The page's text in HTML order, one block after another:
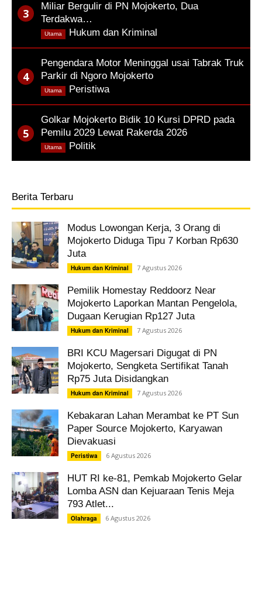
Miliar Bergulir di PN Mojokerto, Dua
Terdakwa…
Hukum dan Kriminal
Utama
Pengendara Motor Meninggal usai Tabrak Truk
Parkir di Ngoro Mojokerto
Peristiwa,
Utama
Golkar Mojokerto Bidik 10 Kursi DPRD pada
Pemilu 2029 Lewat Rakerda 2026
Politik
Utama
Berita Terbaru
Modus Lowongan Kerja, 3 Orang di
Mojokerto Diduga Tipu 7 Korban Rp630
Juta
Hukum dan Kriminal 7 Agustus 2026
Pemilik Homestay Reddoorz Near
Mojokerto Laporkan Mantan Pengelola,
Dugaan Kerugian Rp127 Juta
Hukum dan Kriminal 7 Agustus 2026
BRI KCU Magersari Digugat di PN
Mojokerto, Sengketa Sertifikat Tanah
Rp75 Juta Disidangkan
Hukum dan Kriminal 7 Agustus 2026
Kebakaran Lahan Merambat ke PT Sun
Paper Source Mojokerto, Karyawan
Dievakuasi
Peristiwa 6 Agustus 2026
HUT RI ke-81, Pemkab Mojokerto Gelar
Lomba ASN dan Kejuaraan Tenis Meja
793 Atlet...
Olahraga 6 Agustus 2026